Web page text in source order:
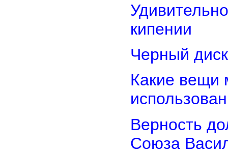
кипении
Черный
Какие вещи
Верность
Союза